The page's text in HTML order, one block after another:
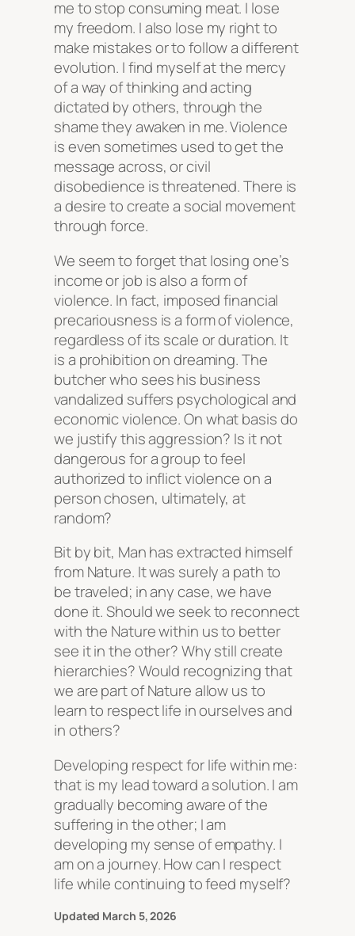
me to stop consuming meat. I lose
my freedom. I also lose my right to
make mistakes or to follow a different
evolution. I find myself at the mercy
of a way of thinking and acting
dictated by others, through the
shame they awaken in me. Violence
is even sometimes used to get the
message across, or civil
disobedience is threatened. There is
a desire to create a social movement
through force.
We seem to forget that losing one’s
income or job is also a form of
violence. In fact, imposed financial
precariousness is a form of violence,
regardless of its scale or duration. It
is a prohibition on dreaming. The
butcher who sees his business
vandalized suffers psychological and
economic violence. On what basis do
we justify this aggression? Is it not
dangerous for a group to feel
authorized to inflict violence on a
person chosen, ultimately, at
random?
Bit by bit, Man has extracted himself
from Nature. It was surely a path to
be traveled; in any case, we have
done it. Should we seek to reconnect
with the Nature within us to better
see it in the other? Why still create
hierarchies? Would recognizing that
we are part of Nature allow us to
learn to respect life in ourselves and
in others?
Developing respect for life within me:
that is my lead toward a solution. I am
gradually becoming aware of the
suffering in the other; I am
developing my sense of empathy. I
am on a journey. How can I respect
life while continuing to feed myself?
Updated March 5, 2026